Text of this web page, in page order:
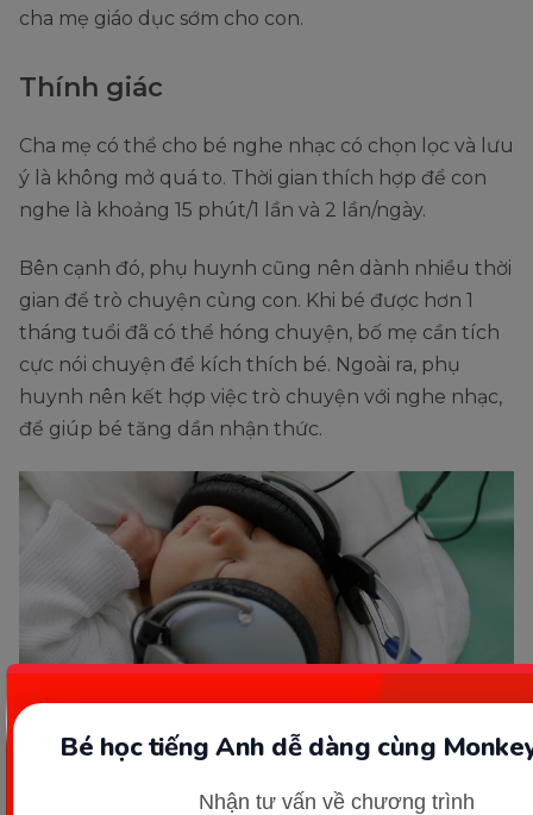
Bé học tiếng Anh dễ dàng cùng
Nhận tư vấn về chương trình
cha mẹ giáo dục sớm cho con.
Thính giác
Cha mẹ có thể cho bé nghe nhạc có chọn lọc và lưu
ý là không mở quá to. Thời gian thích hợp để con
nghe là khoảng 15 phút/1 lần và 2 lần/ngày.
Bên cạnh đó, phụ huynh cũng nên dành nhiều thời
gian để trò chuyện cùng con. Khi bé được hơn 1
tháng tuổi đã có thể hóng chuyện, bố mẹ cần tích
cực nói chuyện để kích thích bé. Ngoài ra, phụ
huynh nên kết hợp việc trò chuyện với nghe nhạc,
để giúp bé tăng dần nhận thức.
thính giác của con. (Ảnh: Sưu tầm Internet)